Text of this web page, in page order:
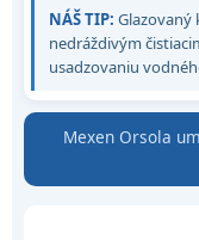
NÁŠ TIP: Glazovaný
nedráždivým
usadzovaniu
Mexen Orsola